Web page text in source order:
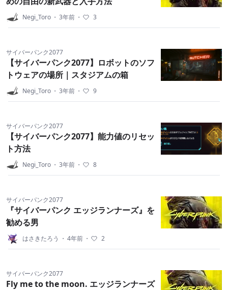
Negi_Toro ・ 3年前 ・ 3
サイバーパンク2077
【サイバーパンク2077】ロボットのソフ
トウェアの場所｜スタジアムの箱
Negi_Toro ・ 3年前 ・ 9
サイバーパンク2077
【サイバーパンク2077】能力値のリセッ
ト方法
Negi_Toro ・ 3年前 ・ 8
サイバーパンク2077
『サイバーパンク エッジランナーズ』を
勧める男
はさきたろう ・ 4年前 ・ 2
サイバーパンク2077
Fly me to the moon. エッジランナーズ